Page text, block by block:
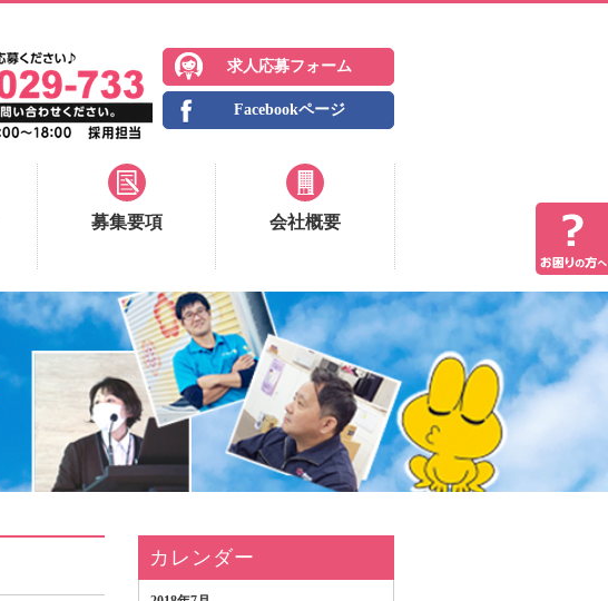
求人応募フォーム
Facebookページ
募集要項 会社概要
カレンダー